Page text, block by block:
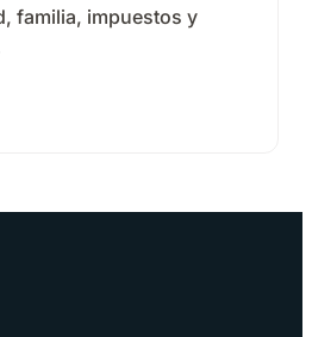
familia, impuestos y